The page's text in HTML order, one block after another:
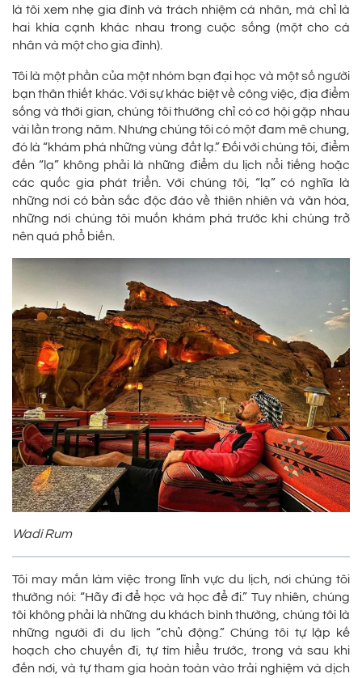
là tôi xem nhẹ gia đình và trách nhiệm cá nhân, mà chỉ là
hai khía cạnh khác nhau trong cuộc sống (một cho cá
nhân và một cho gia đình).
Tôi là một phần của một nhóm bạn đại học và một số người
bạn thân thiết khác. Với sự khác biệt về công việc, địa điểm
sống và thời gian, chúng tôi thường chỉ có cơ hội gặp nhau
vài lần trong năm. Nhưng chúng tôi có một đam mê chung,
đó là “khám phá những vùng đất lạ.” Đối với chúng tôi, điểm
đến “lạ” không phải là những điểm du lịch nổi tiếng hoặc
các quốc gia phát triển. Với chúng tôi, “lạ” có nghĩa là
những nơi có bản sắc độc đáo về thiên nhiên và văn hóa,
những nơi chúng tôi muốn khám phá trước khi chúng trở
nên quá phổ biến.
Wadi Rum
Tôi may mắn làm việc trong lĩnh vực du lịch, nơi chúng tôi
thường nói: “Hãy đi để học và học để đi.” Tuy nhiên, chúng
tôi không phải là những du khách bình thường, chúng tôi là
những người đi du lịch “chủ động.” Chúng tôi tự lập kế
hoạch cho chuyến đi, tự tìm hiểu trước, trong và sau khi
đến nơi, và tự tham gia hoàn toàn vào trải nghiệm và dịch